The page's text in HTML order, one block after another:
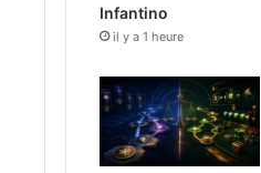
Infantino
il y a 1 heure